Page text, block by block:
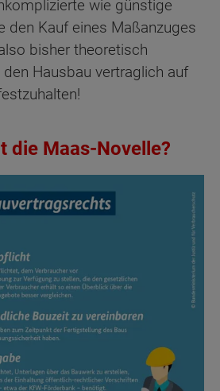
wie günstige
den Kauf eines Maßanzuges
bisher theoretisch
Hausbau vertraglich auf
die Maas-Novelle?